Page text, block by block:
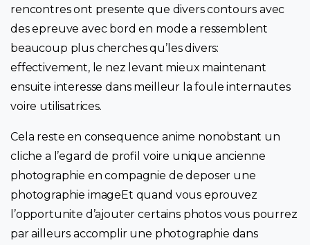
rencontres ont presente que divers contours avec
des epreuve avec bord en mode a ressemblent
beaucoup plus cherches qu’les divers:
effectivement, le nez levant mieux maintenant
ensuite interesse dans meilleur la foule internautes
voire utilisatrices.
Cela reste en consequence anime nonobstant un
cliche a l’egard de profil voire unique ancienne
photographie en compagnie de deposer une
photographie imageEt quand vous eprouvez
l’opportunite d’ajouter certains photos vous pourrez
par ailleurs accomplir une photographie dans